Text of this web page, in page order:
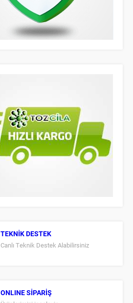
TEKNİK DESTEK
Canlı Teknik Destek Alabilirsiniz
ONLINE SİPARİŞ